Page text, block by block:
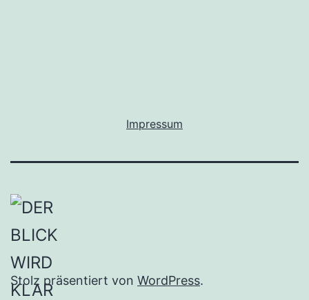
Impressum
Stolz präsentiert von WordPress.